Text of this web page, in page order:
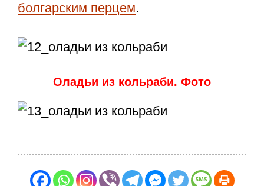
болгарским перцем.
Оладьи из кольраби. Фото